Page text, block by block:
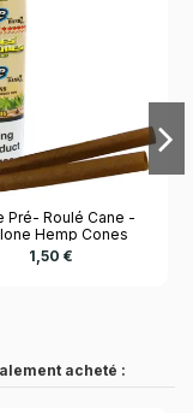
Pré- Roulé Cane -
Hemp Cones
1,50 €
acheté :